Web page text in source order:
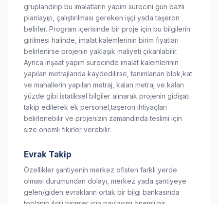
gruplandırıp bu imalatların yapım sürecini gün bazlı
planlayıp, çalıştırılması gereken işçi yada taşeron
belirler. Program içerisinde bir proje için bu bilgilerin
girilmesi halinde, imalat kalemlerinin birim fiyatları
belirlenirse projenin yaklaşık maliyeti çıkarılabilir.
Ayrıca inşaat yapım sürecinde imalat kalemlerinin
yapılan metrajlarıda kaydedilirse, tanımlanan blok,kat
ve mahallerin yapılan metraj, kalan metraj ve kalan
yüzde gibi istatiksel bilgiler alınarak projenin gidişatı
takip edilerek ek personel,taşeron ihtiyaçları
belirlenebilir ve projenizin zamandında teslimi için
size önemli fikirler verebilir.
Evrak Takip
Özellikler şantiyenin merkez ofisten farklı yerde
olması durumundan dolayı, merkez yada şantiyeye
gelen/giden evrakların ortak bir bilgi bankasında